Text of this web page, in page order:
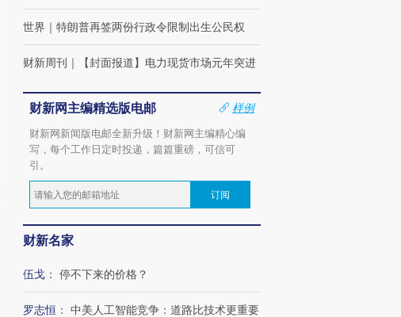
世界 ｜ 特朗普再签两份行政令限制出生公民权
财新周刊 ｜ 【封面报道】电力现货市场元年突进
财新网主编精选版电邮
样例
财新网新闻版电邮全新升级！财新网主编精心编
写，每个工作日定时投递，篇篇重磅，可信可
引。
订阅
财新名家
伍戈 ： 停不下来的价格？
罗志恒 ： 中美人工智能竞争：道路比技术更重要